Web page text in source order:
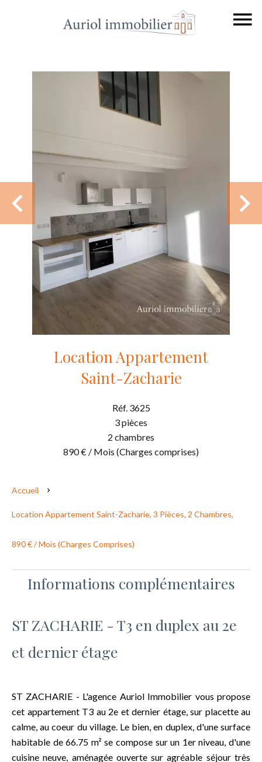
Location Appartement
Saint-Zacharie
Réf. 3625
3 pièces
2 chambres
890 € / Mois (Charges comprises)
Accueil
Location Appartement Saint-Zacharie, 3 Pièces, 2 Chambres,
890 € / Mois (Charges Comprises)
Informations complémentaires
ST ZACHARIE - T3 en duplex au 2e
et dernier étage
ST ZACHARIE - L'agence Auriol Immobilier vous propose
cet appartement T3 au 2e et dernier étage, sur placette au
calme, au coeur du village. Le bien, en duplex, d'une surface
habitable de 66.75 m² se compose sur un 1er niveau, d'une
cuisine neuve, aménagée ouverte sur agréable séjour très